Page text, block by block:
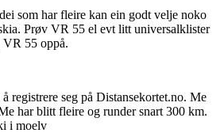
som har fleire kan ein godt velje noko
Prøv VR 55 el evt litt universalklister
VR 55 oppå.
registrere seg på Distansekortet.no. Me
har blitt fleire og runder snart 300 km.
i moelv